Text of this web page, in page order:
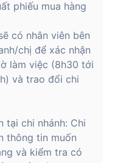
phiếu mua hàng
có nhân viên bên
chị để xác nhận
làm việc (8h30 tới
và trao đổi chi
tại chi nhánh: Chi
thông tin muốn
và kiểm tra có